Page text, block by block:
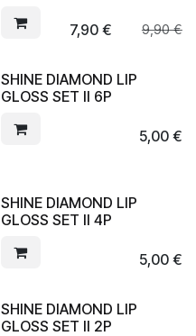
7,90 € 9,90€
SHINE DIAMOND LIP
GLOSS SET II 6P
5,00€
SHINE DIAMOND LIP
GLOSS SET II 4P
5,00€
SHINE DIAMOND LIP
GLOSS SET II 2P